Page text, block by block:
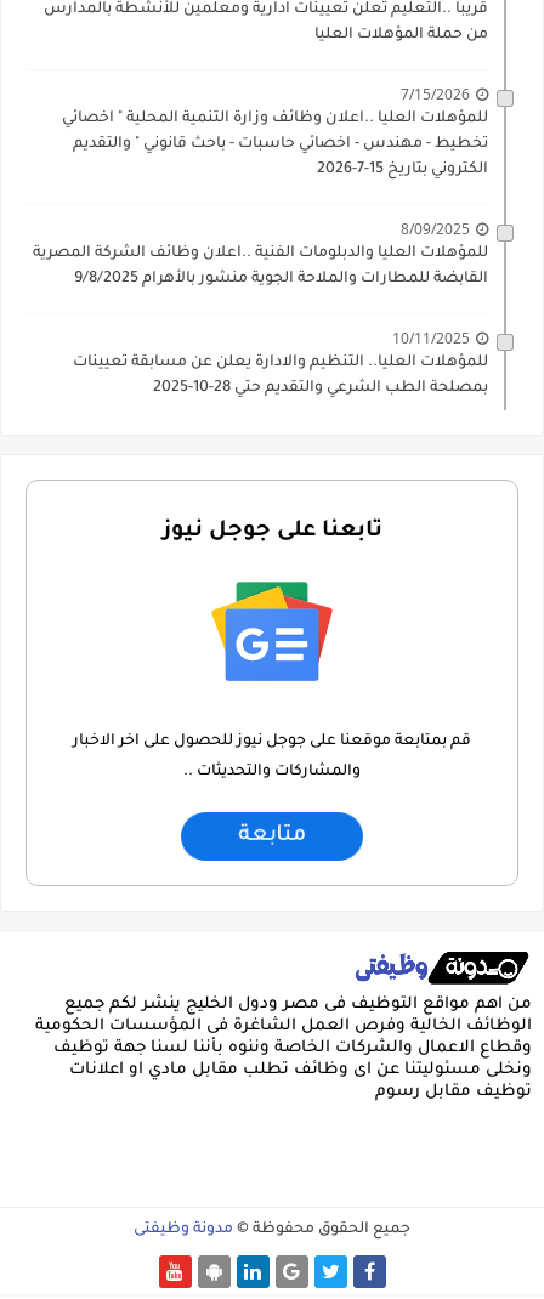
قريبا ..التعليم تعلن تعيينات ادارية ومعلمين للأنشطة بالمدارس
من حملة المؤهلات العليا
7/15/2026
للمؤهلات العليا ..اعلان وظائف وزارة التنمية المحلية " اخصائي
تخطيط - مهندس - اخصائي حاسبات - باحث قانوني " والتقديم
الكتروني بتاريخ 15-7-2026
8/09/2025
للمؤهلات العليا والدبلومات الفنية ..اعلان وظائف الشركة المصرية
القابضة للمطارات والملاحة الجوية منشور بالأهرام 9/8/2025
10/11/2025
للمؤهلات العليا.. التنظيم والادارة يعلن عن مسابقة تعيينات
بمصلحة الطب الشرعي والتقديم حتي 28-10-2025
تابعنا على جوجل نيوز
قم بمتابعة موقعنا على جوجل نيوز للحصول على اخر الاخبار
والمشاركات والتحديثات ..
متابعة
من اهم مواقع التوظيف فى مصر ودول الخليج ينشر لكم جميع
الوظائف الخالية وفرص العمل الشاغرة فى المؤسسات الحكومية
وقطاع الاعمال والشركات الخاصة وننوه بأننا لسنا جهة توظيف
ونخلى مسئوليتنا عن اى وظائف تطلب مقابل مادي او اعلانات
توظيف مقابل رسوم
جميع الحقوق محفوظة © مدونة وظيفتى